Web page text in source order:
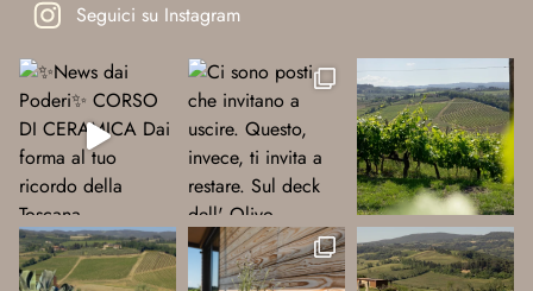
Seguici su Instagram